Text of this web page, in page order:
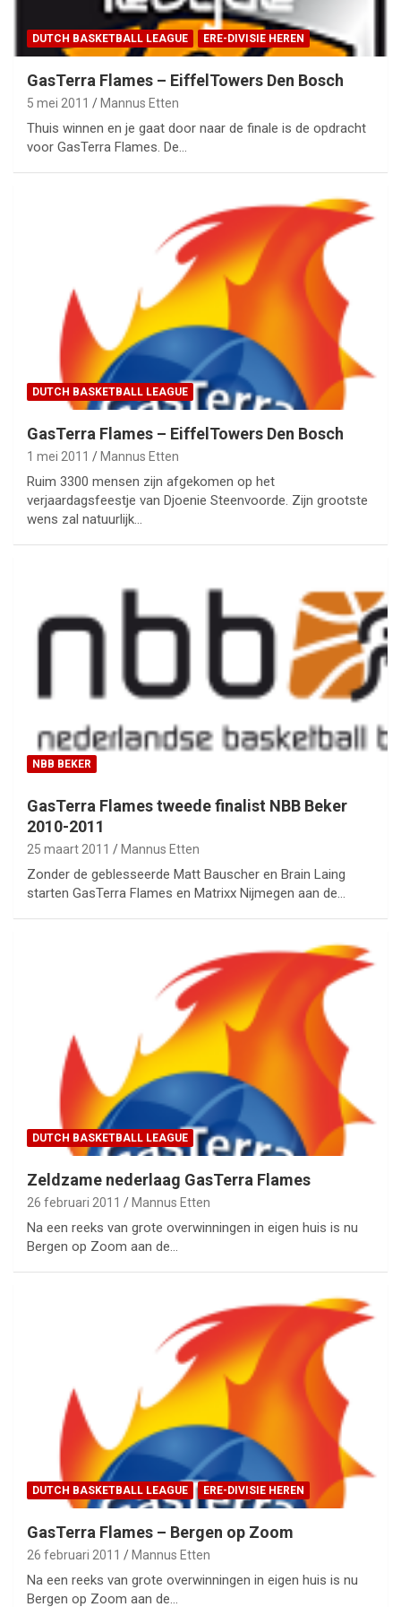
DUTCH BASKETBALL LEAGUE ERE-DIVISIE HEREN
GasTerra Flames – EiffelTowers Den Bosch
5 mei 2011 Mannus Etten
Thuis winnen en je gaat door naar de finale is de opdracht
voor GasTerra Flames. De…
DUTCH BASKETBALL LEAGUE
GasTerra Flames – EiffelTowers Den Bosch
1 mei 2011 Mannus Etten
Ruim 3300 mensen zijn afgekomen op het
verjaardagsfeestje van Djoenie Steenvoorde. Zijn grootste
wens zal natuurlijk…
NBB BEKER
GasTerra Flames tweede finalist NBB Beker
2010-2011
25 maart 2011 Mannus Etten
Zonder de geblesseerde Matt Bauscher en Brain Laing
starten GasTerra Flames en Matrixx Nijmegen aan de…
DUTCH BASKETBALL LEAGUE
Zeldzame nederlaag GasTerra Flames
26 februari 2011 Mannus Etten
Na een reeks van grote overwinningen in eigen huis is nu
Bergen op Zoom aan de…
DUTCH BASKETBALL LEAGUE ERE-DIVISIE HEREN
GasTerra Flames – Bergen op Zoom
26 februari 2011 Mannus Etten
Na een reeks van grote overwinningen in eigen huis is nu
Bergen op Zoom aan de…